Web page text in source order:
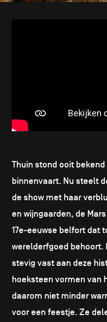
navigatie
Thuin stond ooit
binnenvaart. Nu steelt
de show met haar
en wijngaarden, de
17e-eeuwse belfort dat
werelderfgoed behoort.
stevig vast aan deze
hoeksteen vormen van
daarom niet minder
voor een feestje. Ze